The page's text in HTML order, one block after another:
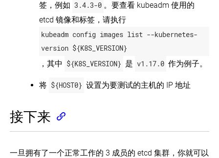
签，例如 3.4.3-0 。要查看 kubeadm 使用的
etcd 镜像和标签，请执行
kubeadm config images list --kubernetes-
version ${K8S_VERSION}
，其中 ${K8S_VERSION} 是 v1.17.0 作为例子。
将 ${HOST0} 设置为要测试的主机的 IP 地址
接下来
一旦拥有了一个正常工作的 3 成员的 etcd 集群，你就可以